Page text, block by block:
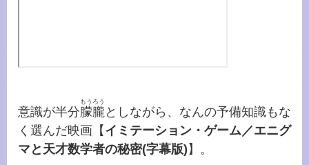
意識が半分朦朧
もうろう
としながら、なんの予備知識もな
く選んだ映画【 イミテーション・ゲーム／エニグ
マと天才数学者の秘密(字幕版) 】。